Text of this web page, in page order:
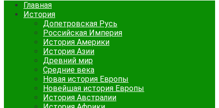
Главная
История
Допетровская Русь
Российская Империя
История Америки
История Азии
Древний мир
Средние века
Новая история Европы
Новейшая история Европы
История Австралии